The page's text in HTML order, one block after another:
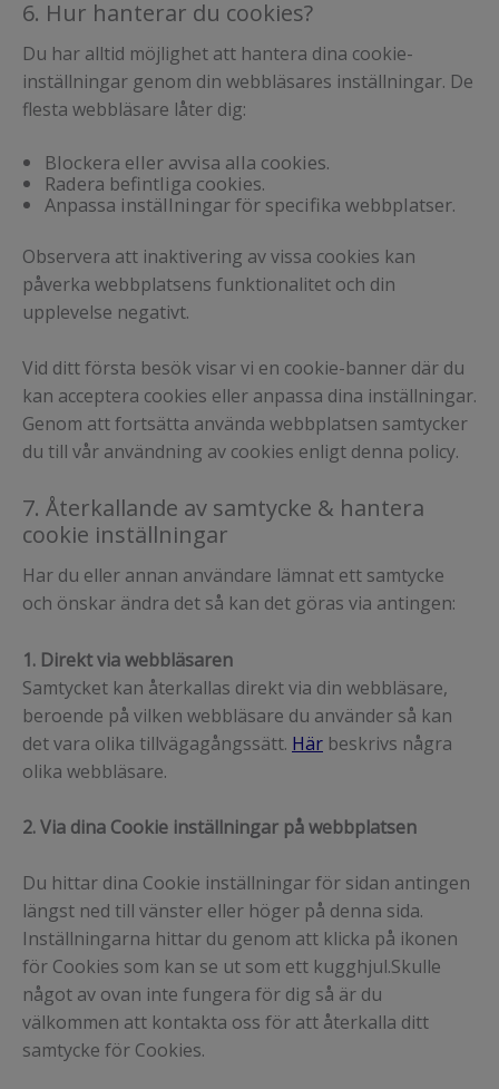
6. Hur hanterar du cookies?
Du har alltid möjlighet att hantera dina cookie-
inställningar genom din webbläsares inställningar. De
flesta webbläsare låter dig:
Blockera eller avvisa alla cookies.
Radera befintliga cookies.
Anpassa inställningar för specifika webbplatser.
Observera att inaktivering av vissa cookies kan
påverka webbplatsens funktionalitet och din
upplevelse negativt.
Vid ditt första besök visar vi en cookie-banner där du
kan acceptera cookies eller anpassa dina inställningar.
Genom att fortsätta använda webbplatsen samtycker
du till vår användning av cookies enligt denna policy.
7. Återkallande av samtycke & hantera
cookie inställningar
Har du eller annan användare lämnat ett samtycke
och önskar ändra det så kan det göras via antingen:
1. Direkt via webbläsaren
Samtycket kan återkallas direkt via din webbläsare,
beroende på vilken webbläsare du använder så kan
det vara olika tillvägagångssätt. Här beskrivs några
olika webbläsare.
2. Via dina Cookie inställningar på webbplatsen
Du hittar dina Cookie inställningar för sidan antingen
längst ned till vänster eller höger på denna sida.
Inställningarna hittar du genom att klicka på ikonen
för Cookies som kan se ut som ett kugghjul.Skulle
något av ovan inte fungera för dig så är du
välkommen att kontakta oss för att återkalla ditt
samtycke för Cookies.